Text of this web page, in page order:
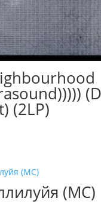
(2LP)
(МC)